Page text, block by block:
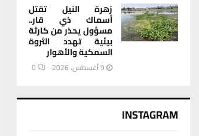
زهرة النيل تقتل
أسماك ذي قار..
مسؤول يحذر من كارثة
بيئية تهدد الثروة
السمكية والأهوار
9 أغسطس، 2026 0
INSTAGRAM